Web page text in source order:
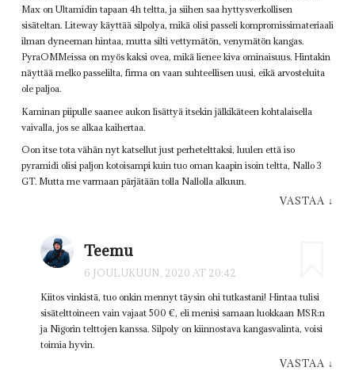
Max on Ultamidin tapaan 4h teltta, ja siihen saa hyttysverkollisen
sisäteltan. Liteway käyttää silpolya, mikä olisi passeli kompromissimateriaali
ilman dyneeman hintaa, mutta silti vettymätön, venymätön kangas.
PyraOMMeissa on myös kaksi ovea, mikä lienee kiva ominaisuus. Hintakin
näyttää melko passelilta, firma on vaan suhteellisen uusi, eikä arvosteluita
ole paljoa.
Kaminan piipulle saanee aukon lisättyä itsekin jälkikäteen kohtalaisella
vaivalla, jos se alkaa kaihertaa.
Oon itse tota vähän nyt katsellut just perhetelttaksi, luulen että iso
pyramidi olisi paljon kotoisampi kuin tuo oman kaapin isoin teltta, Nallo 3
GT. Mutta me varmaan pärjätään tolla Nallolla alkuun.
VASTAA ↓
Teemu
6 JOULUKUUN, 2020 AT 20:42
Kiitos vinkistä, tuo onkin mennyt täysin ohi tutkastani! Hintaa tulisi
sisätelttoineen vain vajaat 500 €, eli menisi samaan luokkaan MSR:n
ja Nigorin telttojen kanssa. Silpoly on kiinnostava kangasvalinta, voisi
toimia hyvin.
VASTAA ↓